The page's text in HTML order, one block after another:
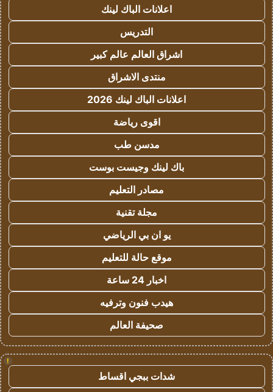
اعلانات الباك لينك
التدريس
اشراق العالم عالم كبير
منتدى الاشراق
اعلانات الباك لينك 2026
اقوى رياضة
مدسن طب
باك لينك وجيست بوست
مصادر التعليم
مجلة تقنية
يو ان بي الرياضي
موقع حالة للتعليم
اخبار 24 ساعة
هيدب فنون وترفيه
صحيفة العالم
!
شدات ببجي اقساط